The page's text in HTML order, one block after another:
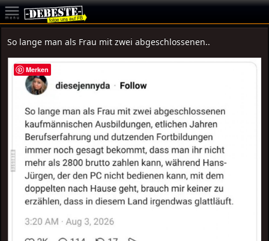
So lange man als Frau mit zwei abgeschlossenen..
Merken